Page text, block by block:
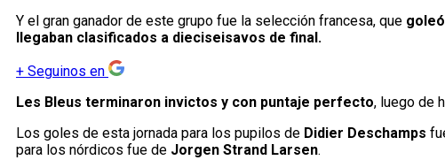
Y el gran ganador de este grupo fue la selección francesa, que
llegaban clasificados a dieciseisavos de final.
+ Seguinos en
Les Bleus terminaron invictos y con puntaje perfecto, luego de
Los goles de esta jornada para los pupilos de Didier Deschamps
para los nórdicos fue de Jorgen Strand Larsen.